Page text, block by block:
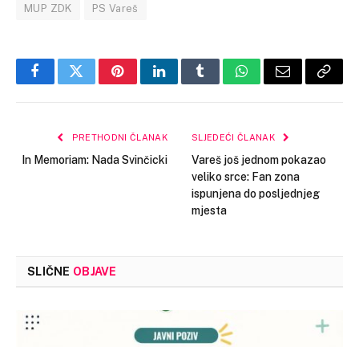
MUP ZDK PS Vareš
FacebookTwitterPinterestLinkedInTumblrWhatsApp
Email Copy
PRETHODNI ČLANAK
In Memoriam: Nada Svinčicki
SLJEDEĆI ČLANAK
Vareš još jednom pokazao
veliko srce: Fan zona
ispunjena do posljednjeg
mjesta
SLIČNE OBJAVE